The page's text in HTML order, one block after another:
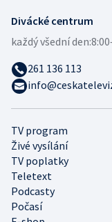
TV program
Živé vysílání
TV poplatky
Teletext
Podcasty
Počasí
Divácké centrum
každý všední den:
261 136 113